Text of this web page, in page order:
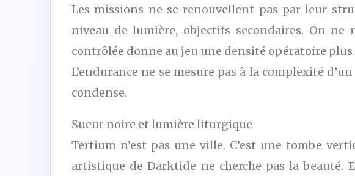
Les missions ne se renouvellent pas par leur
niveau de lumière, objectifs secondaires. On
contrôlée donne au jeu une densité opératoire plus
L’endurance ne se mesure pas à la complexité
condense.
Sueur noire et lumière liturgique
Tertium n’est pas une ville. C’est une tombe
artistique de Darktide ne cherche pas la beauté.